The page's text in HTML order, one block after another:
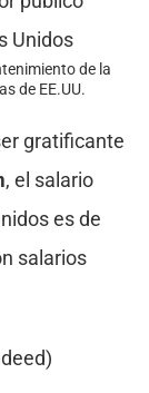
de la
de EE.UU.
gratificante
, el salario
es de
salarios